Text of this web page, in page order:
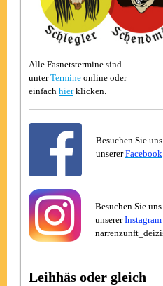
Alle Fasnetstermine sind
unterTermine online oder
einfach hierklicken.
Besuchen Sie
unsererFacebook
Besuchen Sie
unsererInstagram
Leihhäs oder gleich